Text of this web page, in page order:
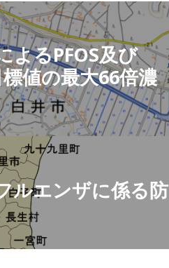
よるPFOS及び
値の最大66倍濃
ルエンザに係る防